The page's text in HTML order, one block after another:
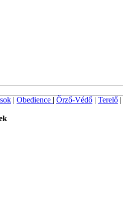
| Obedience | Őrző-Védő | Terelő |